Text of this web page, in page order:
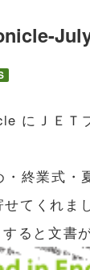
にＪＥＴ
・終業式・
てくれま
ると文書